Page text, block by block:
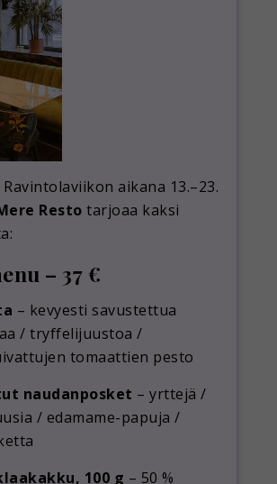
aikana 13.–23.
Resto tarjoaa kaksi
– 37 €
– kevyesti savustettua
/ tryffelijuustoa /
tomaattien pesto
naudanposket – yrttejä /
/ edamame-papuja /
100 g – 50 %